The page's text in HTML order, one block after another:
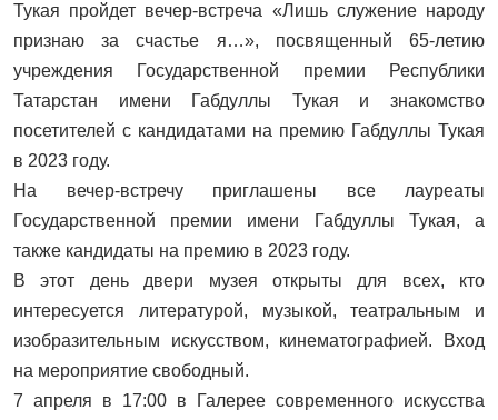
Тукая пройдет вечер-встреча «Лишь служение народу
признаю за счастье я…», посвященный 65-летию
учреждения Государственной премии Республики
Татарстан имени Габдуллы Тукая и знакомство
посетителей с кандидатами на премию Габдуллы Тукая
в 2023 году.
На вечер-встречу приглашены все лауреаты
Государственной премии имени Габдуллы Тукая, а
также кандидаты на премию в 2023 году.
В этот день двери музея открыты для всех, кто
интересуется литературой, музыкой, театральным и
изобразительным искусством, кинематографией. Вход
на мероприятие свободный.
7 апреля в 17:00 в Галерее современного искусства